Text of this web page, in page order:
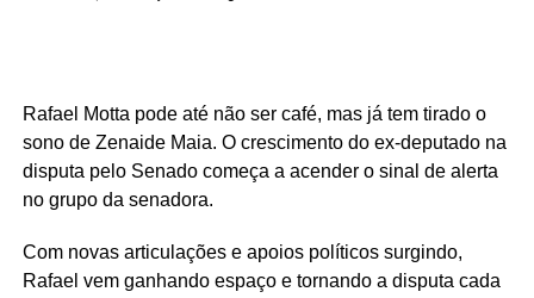
Rafael Motta pode até não ser café, mas já tem tirado o
sono de Zenaide Maia. O crescimento do ex-deputado na
disputa pelo Senado começa a acender o sinal de alerta
no grupo da senadora.
Com novas articulações e apoios políticos surgindo,
Rafael vem ganhando espaço e tornando a disputa cada